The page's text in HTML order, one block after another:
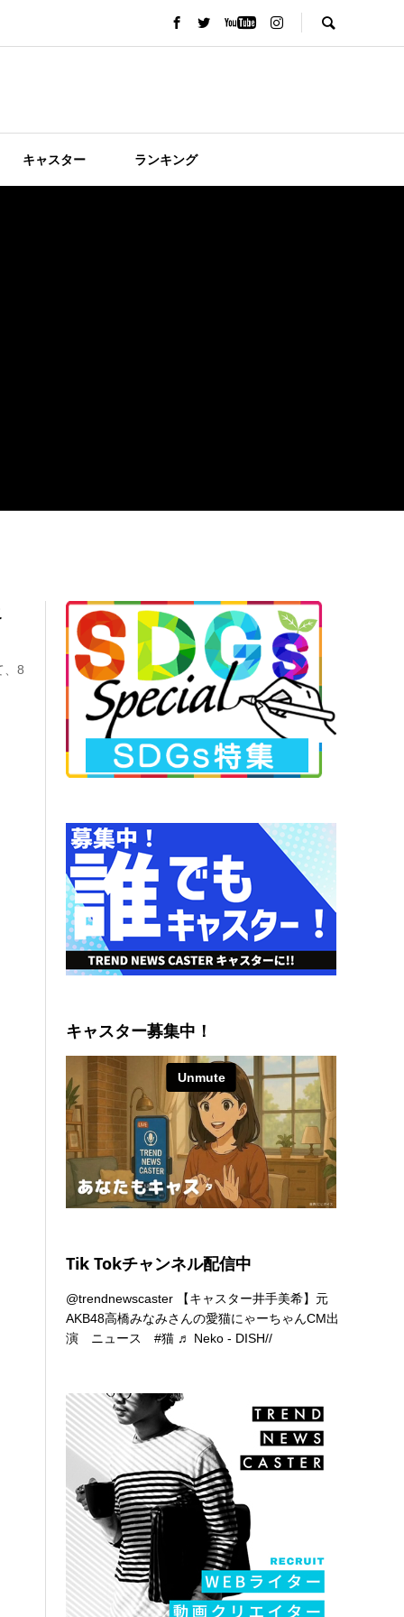
キャスター ランキング
、8
キャスター募集中！
Tik Tokチャンネル配信中
@trendnewscaster 【キャスター井手美希】元
AKB48高橋みなみさんの愛猫にゃーちゃんCM出
演 ニュース#猫 ♬ Neko - DISH//